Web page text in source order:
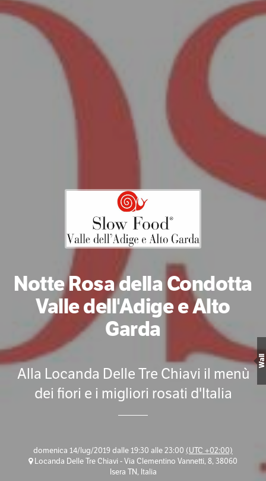
Notte Rosa della Condotta
Valle dell'Adige e Alto
Garda
Alla Locanda Delle Tre Chiavi il menù
dei fiori e i migliori rosati d'Italia
domenica 14/lug/2019 dalle 19:30 alle 23:00 (UTC +02:00)
Locanda Delle Tre Chiavi - Via Clementino Vannetti, 8, 38060
Isera TN, Italia
Wall